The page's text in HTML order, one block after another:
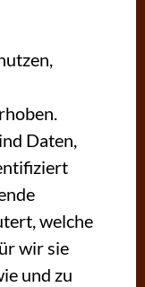
Daten,
welche
wir sie
und zu